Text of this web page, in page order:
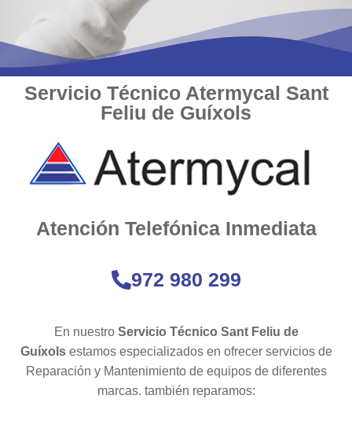
Servicio Técnico Atermycal Sant
Feliu de Guíxols
Atención Telefónica Inmediata
972 980 299
En nuestro Servicio Técnico Sant Feliu de
Guíxols estamos especializados en ofrecer servicios de
Reparación y Mantenimiento de equipos de diferentes
marcas. también reparamos: